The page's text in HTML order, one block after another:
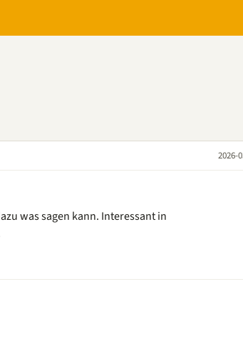
2026-
was sagen kann. Interessant in